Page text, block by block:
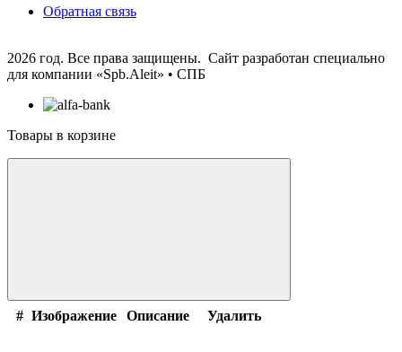
Обратная связь
2026 год. Все права защищены. Сайт разработан специально
для компании «Spb.Aleit» • СПБ
Товары в корзине
# Изображение Описание Удалить